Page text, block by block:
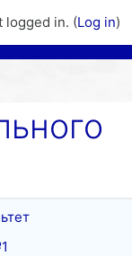
logged in. (Log in)